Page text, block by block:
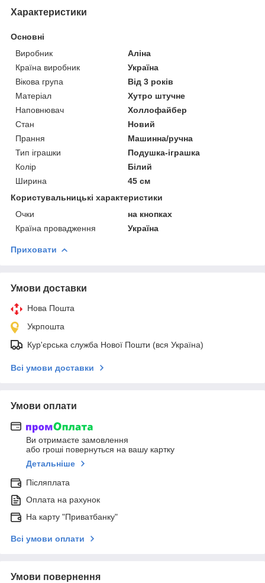
Характеристики
Основні
Виробник
Аліна
Країна виробник
Україна
Вікова група
Від 3 років
Матеріал
Хутро штучне
Наповнювач
Холлофайбер
Стан
Новий
Прання
Машинна/ручна
Тип іграшки
Подушка-іграшка
Колір
Білий
Ширина
45 см
Користувальницькі характеристики
Очки
на кнопках
Країна провадження
Україна
Приховати
Умови доставки
Нова Пошта
Укрпошта
Кур'єрська служба Нової Пошти (вся Україна)
Всі умови доставки
Умови оплати
Ви отримаєте замовлення
або гроші повернуться на вашу картку
Детальніше
Післяплата
Оплата на рахунок
На карту "Приватбанку"
Всі умови оплати
Умови повернення